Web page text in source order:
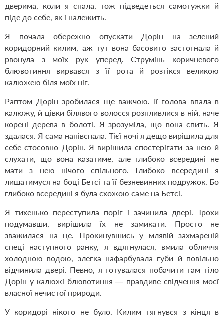
дверима, коли я спала, тож підведеться самотужки й
піде до себе, як і належить.
Я почала обережно опускати Дорін на зелений
коридорний килим, аж тут вона басовито застогнала й
рвонула з моїх рук уперед. Струмінь коричневого
блювотиння вирвався з її рота й розтікся великою
калюжею біля моїх ніг.
Раптом Дорін зробилася ще важчою. Її голова впала в
калюжу, й цівки білявого волосся розпливлися в ній, наче
корені дерева в болоті. Я зрозуміла, що вона спить. Я
здалася. Я сама напівспала. Тієї ночі я дещо вирішила для
себе стосовно Дорін. Я вирішила спостерігати за нею й
слухати, що вона казатиме, але глибоко всередині не
мати з нею нічого спільного. Глибоко всередині я
лишатимуся на боці Бетсі та її безневинних подружок. Бо
глибоко всередині я була схожою саме на Бетсі.
Я тихенько переступила поріг і зачинила двері. Трохи
подумавши, вирішила їх не замикати. Просто не
зважилася на це. Прокинувшись у млявій захмареній
спеці наступного ранку, я вдягнулася, вмила обличчя
холодною водою, злегка нафарбувала губи й повільно
відчинила двері. Певно, я готувалася побачити там тіло
Дорін у калюжі блювотиння — правдиве свідчення моєї
власної нечистої природи.
У коридорі нікого не було. Килим тягнувся з кінця в